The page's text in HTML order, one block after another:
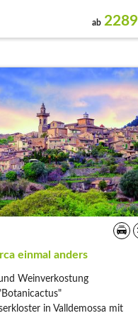
ab 2289
einmal anders
Weinverkostung
in Valldemossa mit